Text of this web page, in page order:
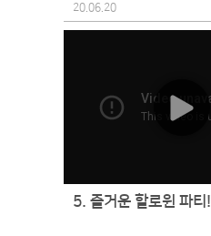
20.06.20
5. 즐거운 할로윈 파티!